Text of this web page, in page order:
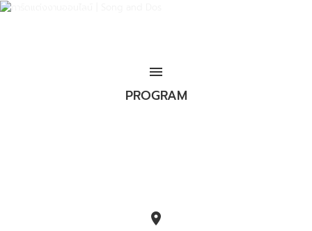
menu
PROGRAM
location_on